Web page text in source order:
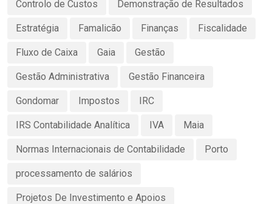
Controlo de Custos Demonstração de Resultados
Estratégia Famalicão Finanças Fiscalidade
Fluxo de Caixa Gaia Gestão
Gestão Administrativa Gestão Financeira
Gondomar Impostos IRC
IRS Contabilidade Analítica IVA Maia
Normas Internacionais de Contabilidade Porto
processamento de salários
Projetos De Investimento e Apoios